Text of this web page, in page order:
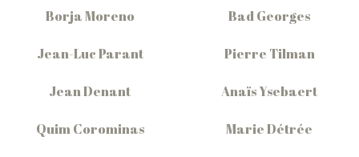
Borja Moreno Bad Georges
Jean-Luc Parant Pierre Tilman
Jean Denant Anaïs Ysebaert
Quim Corominas Marie Détrée